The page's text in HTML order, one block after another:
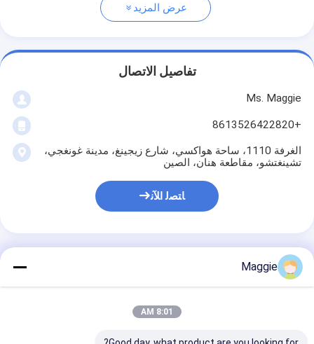
عرض المزيد
تفاصيل الاتصال
Ms. Maggie
+8613526422820
الغرفة 1110، ساحة هواكسي، شارع زيجينغ، مدينة غونغجي،
تشينغتشو، مقاطعة هنان، الصين
ﺎﺘﺼﻟ ﺍﻶﻧ
المعادن الفرن الدواري مجفف
Maggie
8:01 AM